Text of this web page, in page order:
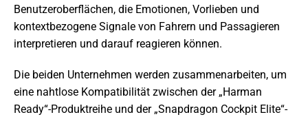
Benutzeroberflächen, die Emotionen, Vorlieben und
kontextbezogene Signale von Fahrern und Passagieren
interpretieren und darauf reagieren können.
Die beiden Unternehmen werden zusammenarbeiten, um
eine nahtlose Kompatibilität zwischen der „Harman
Ready“-Produktreihe und der „Snapdragon Cockpit Elite“-